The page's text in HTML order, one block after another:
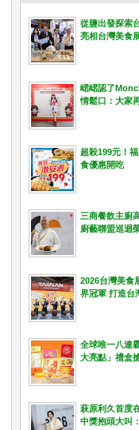
從鹽出發探索
亮相台灣美食
峮峮認了
情鬆口：大家
超殺199元！
食優惠開吃
三商餐飲主廚
廚藝聯盟巡迴
2026台灣美食
界冠軍 打造台
全球唯一八連
大亮點」禮盒
萩原利久首度
中獎抱頭大叫